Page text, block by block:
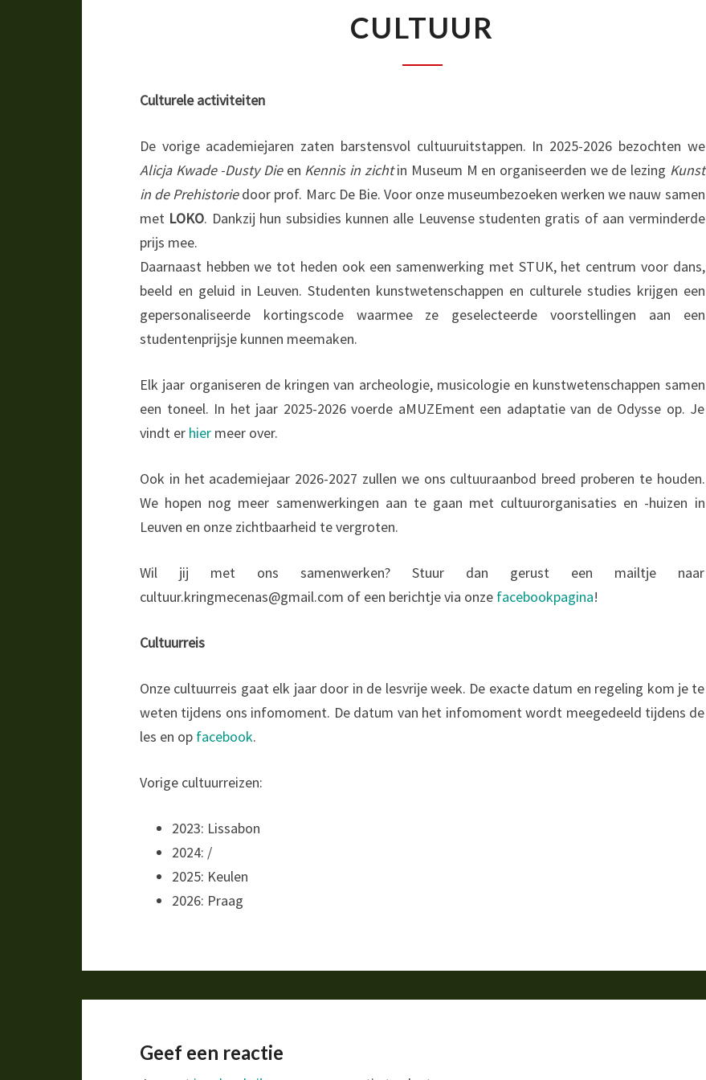
CULTUUR
Culturele activiteiten
De vorige academiejaren zaten barstensvol cultuuruitstappen. In 2025-2026 bezochten we
Alicja Kwade -Dusty Dieen Kennis in zichtin Museum M en organiseerden we de lezing Kunst
in de Prehistoriedoor prof. Marc De Bie. Voor onze museumbezoeken werken we nauw samen
met LOKO. Dankzij hun subsidies kunnen alle Leuvense studenten gratis of aan verminderde
prijs mee.
Daarnaast hebben we tot heden ook een samenwerking met STUK, het centrum voor dans,
beeld en geluid in Leuven. Studenten kunstwetenschappen en culturele studies krijgen een
gepersonaliseerde kortingscode waarmee ze geselecteerde voorstellingen aan een
studentenprijsje kunnen meemaken.
Elk jaar organiseren de kringen van archeologie, musicologie en kunstwetenschappen samen
een toneel. In het jaar 2025-2026 voerde aMUZEment een adaptatie van de Odysse op. Je
vindt er hier meer over.
Ook in het academiejaar 2026-2027 zullen we ons cultuuraanbod breed proberen te houden.
We hopen nog meer samenwerkingen aan te gaan met cultuurorganisaties en -huizen in
Leuven en onze zichtbaarheid te vergroten.
Wil jij met ons samenwerken? Stuur dan gerust een mailtje naar
cultuur.kringmecenas@gmail.com of een berichtje via onze facebookpagina!
Cultuurreis
Onze cultuurreis gaat elk jaar door in de lesvrije week. De exacte datum en regeling kom je te
weten tijdens ons infomoment. De datum van het infomoment wordt meegedeeld tijdens de
les en op facebook.
Vorige cultuurreizen:
2023: Lissabon
2024: /
2025: Keulen
2026: Praag
Geef een reactie